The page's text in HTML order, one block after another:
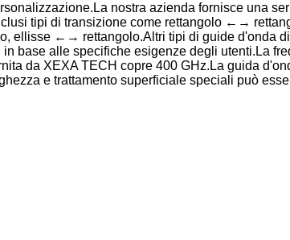
nostra azienda fornisce una
tipi di transizione come rettangolo ←→
ellisse ←→ rettangolo.Altri tipi di guide d'onda di
in base alle specifiche esigenze degli utenti.La
da XEXA TECH copre 400 GHz.La guida
e trattamento superficiale speciali può